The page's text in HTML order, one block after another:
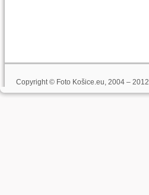
Copyright © Foto Košice.eu, 2004 – 2012